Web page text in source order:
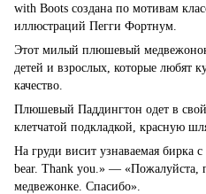
with Boots создана по мотивам
иллюстраций Пегги Фортнум.
Этот милый плюшевый
детей и взрослых, которые любят
качество.
Плюшевый Паддингтон одет в
клетчатой подкладкой, красную
На груди висит узнаваемая бирка
bear. Thank you.» — «Пожалуйста,
медвежонке. Спасибо».